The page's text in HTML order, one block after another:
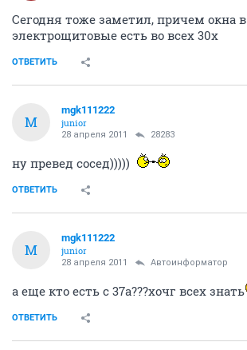
Сегодня тоже заметил, причем окна в
электрощитовые есть во всех 30х
ОТВЕТИТЬ
M
mgk111222
junior
28 апреля 2011 28283
ну превед сосед)))))
ОТВЕТИТЬ
M
mgk111222
junior
28 апреля 2011 Автоинформатор
а еще кто есть с 37а???хочг всех знать
ОТВЕТИТЬ